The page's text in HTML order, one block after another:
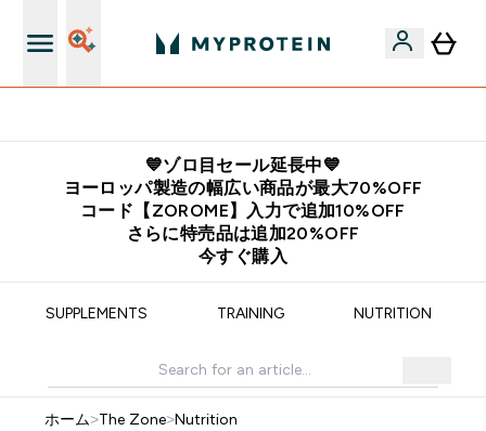
💙ゾロ目セール延長中💙
ヨーロッパ製造の幅広い商品が最大70%OFF
コード【ZOROME】入力で追加10%OFF
さらに特売品は追加20%OFF
今すぐ購入
SUPPLEMENTS TRAINING NUTRITION
ホーム>The Zone>Nutrition